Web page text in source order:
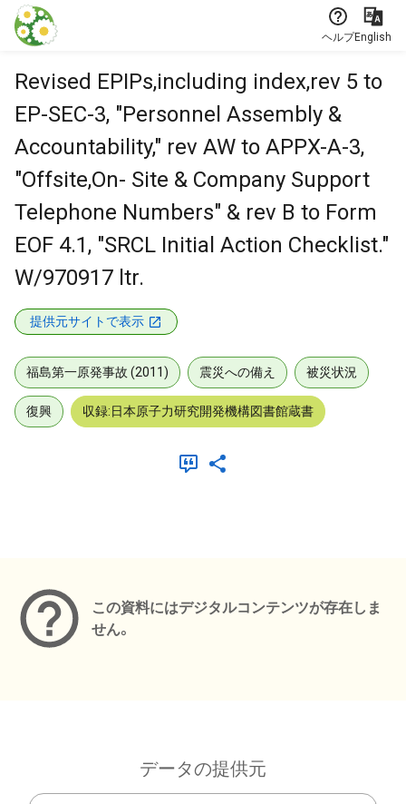
本文に飛ぶ
ヘルプEnglish
Revised EPIPs,including index,rev 5 to
EP-SEC-3, "Personnel Assembly &
Accountability," rev AW to APPX-A-3,
"Offsite,On- Site & Company Support
Telephone Numbers" & rev B to Form
EOF 4.1, "SRCL Initial Action Checklist."
W/970917 ltr.
提供元サイトで表示
福島第一原発事故 (2011) 震災への備え 被災状況
復興 収録:日本原子力研究開発機構図書館蔵書
この資料にはデジタルコンテンツが存在しま
せん。
データの提供元